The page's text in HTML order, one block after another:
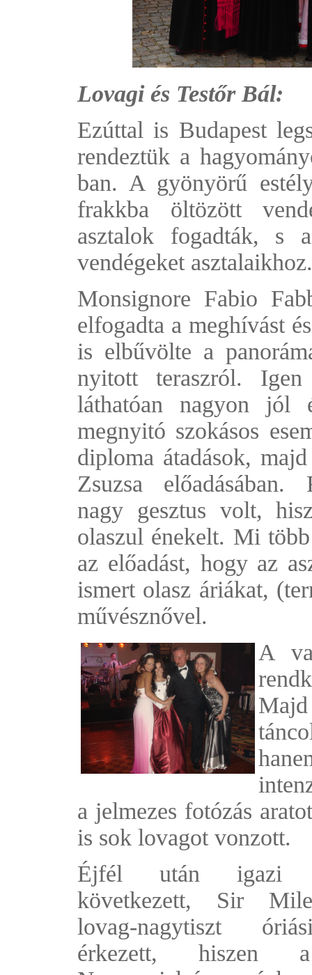
Lovagi és Testőr Bál:
Ezúttal is Budapest
rendeztük a
ban. A gyönyörű
frakkba öltözött
asztalok fogadták, s
vendégeket asztalaikhoz.
Monsignore Fabio
elfogadta a meghívást
is elbűvölte a
nyitott teraszról.
láthatóan nagyon jól
megnyitó szokásos
diploma átadások,
Zsuzsa előadásában.
nagy gesztus volt,
olaszul énekelt. Mi
az előadást, hogy az
ismert olasz áriákat,
művésznővel.
A
a jelmezes fotózás
is sok lovagot vonzott.
Éjfél után igazi
következett, Sir
lovag-nagytiszt
érkezett, hiszen